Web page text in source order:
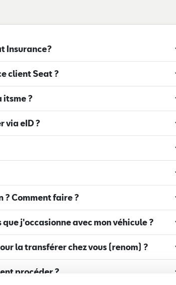
Insurance?
clientSeat ?
itsme ?
via eID ?
Comment faire ?
j'occasionne avec mon véhicule ?
la transférer chez vous (renom) ?
procéder ?